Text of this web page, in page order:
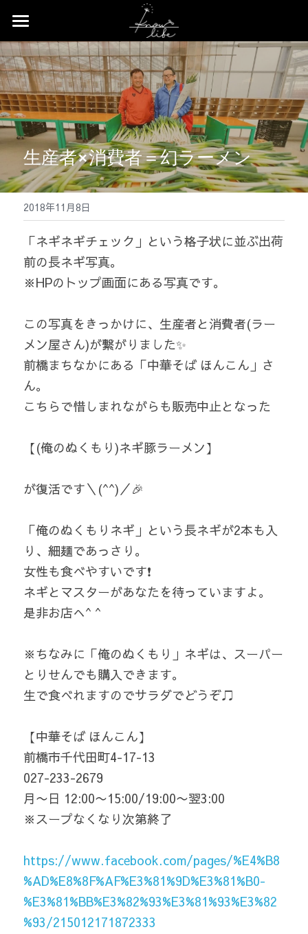
Home
News
Profile
Works
Event
Contact
Shop
生産者×消費者＝幻ラーメン
2018年11月8日
「ネギネギチェック」という格子状に並ぶ出荷
前の長ネギ写真。
※HPのトップ画面にある写真です。
この写真をきっかけに、生産者と消費者(ラー
メン屋さん)が繋がりました✨
前橋まちなかにある「中華そば ほんこん」さ
ん。
こちらで惜しまれながらも販売中止となった
【(俺のぬくもり)ネギ豚ラーメン】
が復活です＼(^^)／🎉
「俺のぬくもりネギ」という長ネギが2本も入
り、細麺であっさり。
女性も食べやすいです❗️
ネギとマスターがあなたを待っていますよ。
是非お店へ^ ^
※ちなみに「俺のぬくもり」ネギは、スーパー
とりせんでも購入できます。
生で食べれますのでサラダでどうぞ♫
【中華そば ほんこん】
前橋市千代田町4-17-13
027-233-2679
月〜日 12:00〜15:00/19:00〜翌3:00
※スープなくなり次第終了
https://www.facebook.com/pages/%E4%B8
%AD%E8%8F%AF%E3%81%9D%E3%81%B0-
%E3%81%BB%E3%82%93%E3%81%93%E3%82
%93/215012171872333
ストアカテゴリー
すべてのカテゴリー